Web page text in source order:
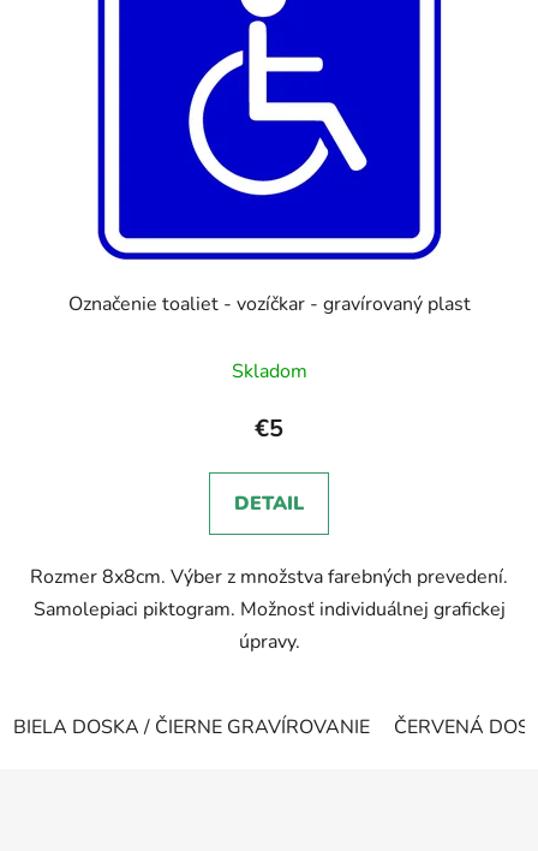
Označenie toaliet - vozíčkar - gravírovaný plast
Skladom
€5
DETAIL
Rozmer 8x8cm. Výber z množstva farebných prevedení.
Samolepiaci piktogram. Možnosť individuálnej grafickej
úpravy.
BIELA DOSKA / ČIERNE GRAVÍROVANIE ČERVENÁ